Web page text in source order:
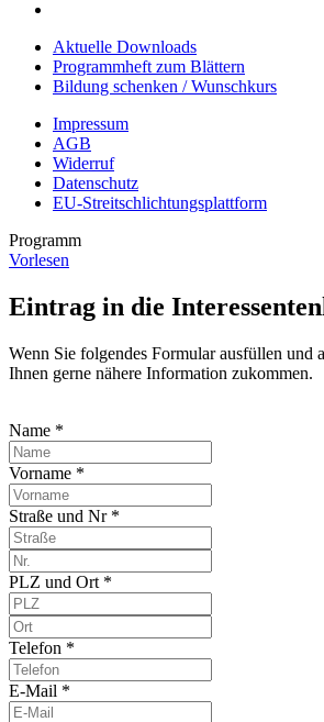
Aktuelle Downloads
Programmheft zum Blättern
Bildung schenken / Wunschkurs
Impressum
AGB
Widerruf
Datenschutz
EU-Streitschlichtungsplattform
Programm
Vorlesen
Eintrag in die
Wenn Sie folgendes Formular ausfüllen und
Ihnen gerne nähere Information zukommen.
Name *
Vorname *
Straße und Nr *
PLZ und Ort *
Telefon *
E-Mail *